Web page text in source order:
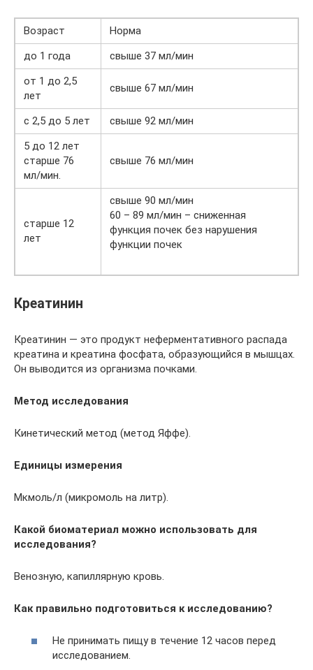
Возраст
Норма
до 1 года
свыше 37 мл/мин
от 1 до 2,5
лет
свыше 67 мл/мин
с 2,5 до 5 лет
свыше 92 мл/мин
5 до 12 лет
старше 76
мл/мин.
свыше 76 мл/мин
старше 12
лет
свыше 90 мл/мин
60 – 89 мл/мин – сниженная
функция почек без нарушения
функции почек
Креатинин
Креатинин — это продукт неферментативного распада
креатина и креатина фосфата, образующийся в мышцах.
Он выводится из организма почками.
Метод исследования
Кинетический метод (метод Яффе).
Единицы измерения
Мкмоль/л (микромоль на литр).
Какой биоматериал можно использовать для
исследования?
Венозную, капиллярную кровь.
Как правильно подготовиться к исследованию?
Не принимать пищу в течение 12 часов перед
исследованием.